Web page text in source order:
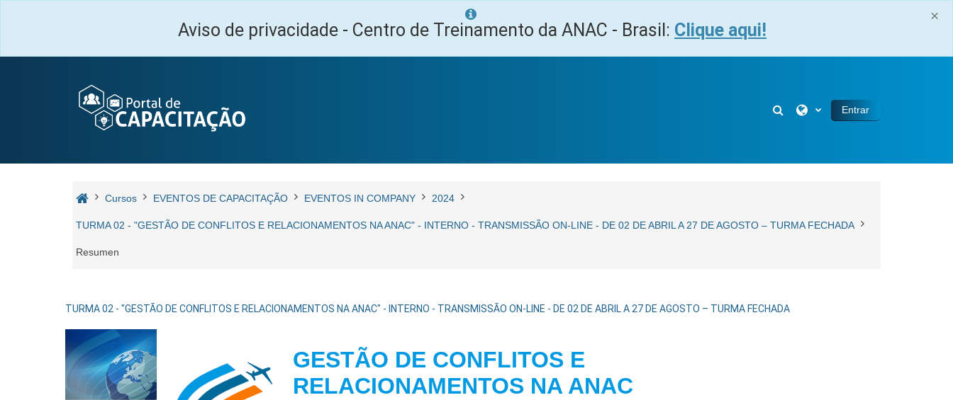
×
Aviso de privacidade - Centro de Treinamento da ANAC - Brasil: Clique aqui!
Selector de búsqueda de
Entrar
Cursos EVENTOS DE CAPACITAÇÃO EVENTOS IN COMPANY 2024
TURMA 02 - "GESTÃO DE CONFLITOS E RELACIONAMENTOS NA ANAC" - INTERNO - TRANSMISSÃO ON-LINE - DE 02 DE ABRIL A 27 DE AGOSTO – TURMA FECHADA
Resumen
TURMA 02 - "GESTÃO DE CONFLITOS E RELACIONAMENTOS NA ANAC" - INTERNO - TRANSMISSÃO ON-LINE - DE 02 DE ABRIL A 27 DE AGOSTO – TURMA FECHADA
GESTÃO DE CONFLITOS E
RELACIONAMENTOS NA ANAC